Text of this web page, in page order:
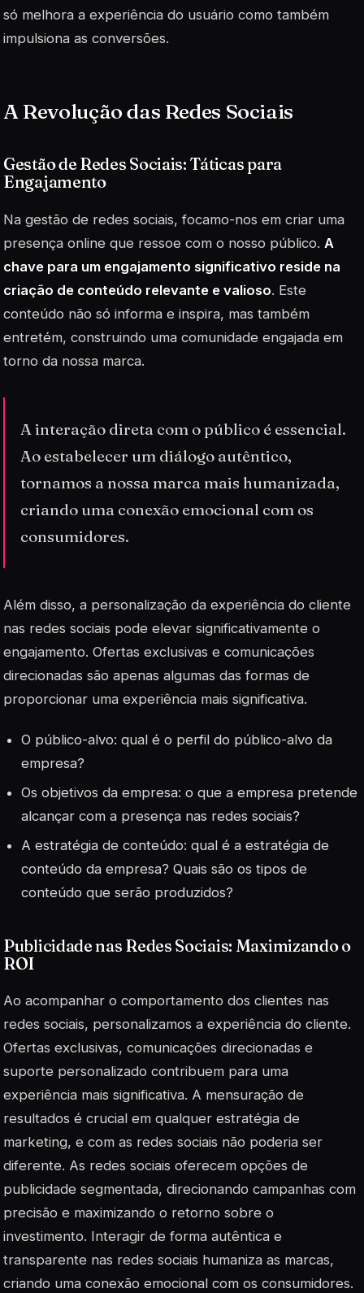
só melhora a experiência do usuário como também
impulsiona as conversões.
A Revolução das Redes Sociais
Gestão de Redes Sociais: Táticas para
Engajamento
Na gestão de redes sociais, focamo-nos em criar uma
presença online que ressoe com o nosso público. A
chave para um engajamento significativo reside na
criação de conteúdo relevante e valioso. Este
conteúdo não só informa e inspira, mas também
entretém, construindo uma comunidade engajada em
torno da nossa marca.
A interação direta com o público é essencial.
Ao estabelecer um diálogo autêntico,
tornamos a nossa marca mais humanizada,
criando uma conexão emocional com os
consumidores.
Além disso, a personalização da experiência do cliente
nas redes sociais pode elevar significativamente o
engajamento. Ofertas exclusivas e comunicações
direcionadas são apenas algumas das formas de
proporcionar uma experiência mais significativa.
O público-alvo: qual é o perfil do público-alvo da
empresa?
Os objetivos da empresa: o que a empresa pretende
alcançar com a presença nas redes sociais?
A estratégia de conteúdo: qual é a estratégia de
conteúdo da empresa? Quais são os tipos de
conteúdo que serão produzidos?
Publicidade nas Redes Sociais: Maximizando o
ROI
Ao acompanhar o comportamento dos clientes nas
redes sociais, personalizamos a experiência do cliente.
Ofertas exclusivas, comunicações direcionadas e
suporte personalizado contribuem para uma
experiência mais significativa. A mensuração de
resultados é crucial em qualquer estratégia de
marketing, e com as redes sociais não poderia ser
diferente. As redes sociais oferecem opções de
publicidade segmentada, direcionando campanhas com
precisão e maximizando o retorno sobre o
investimento. Interagir de forma autêntica e
transparente nas redes sociais humaniza as marcas,
criando uma conexão emocional com os consumidores.